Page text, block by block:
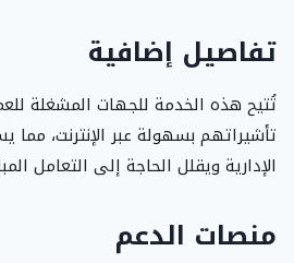
تفاصيل إضافية
تُتيح هذه الخدمة للجهات المشغلة
تأشيراتهم بسهولة عبر الإنترنت، مما
الإدارية ويقلل الحاجة إلى التعامل
منصات الدعم